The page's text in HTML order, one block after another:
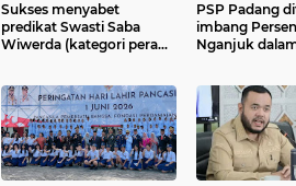
Sukses menyabet
predikat Swasti Saba
Wiwerda (kategori perak)
Kota Padang berpuas diri
PSP Padang
imbang
Nganjuk
Presiden di
Mandala Krida,
Yogyakarta